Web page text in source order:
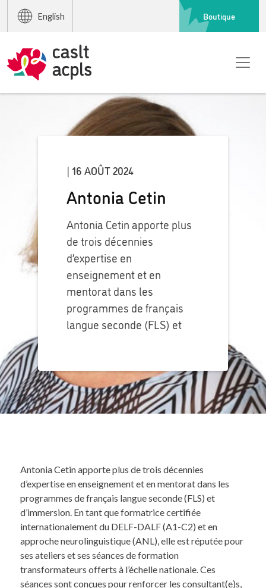
English Boutique
| 16 AOÛT 2024
Antonia Cetin
Antonia Cetin apporte plus
de trois décennies
d’expertise en
enseignement et en
mentorat dans les
programmes de français
langue seconde (FLS) et
Antonia Cetin apporte plus de trois décennies
d’expertise en enseignement et en mentorat dans les
programmes de français langue seconde (FLS) et
d’immersion. En tant que formatrice certifiée
internationalement du DELF-DALF (A1-C2) et en
approche neurolinguistique (ANL), elle est réputée pour
ses ateliers et ses séances de formation
transformateurs offerts à l’échelle nationale. Ces
séances sont conçues pour renforcer les consultant(e)s,